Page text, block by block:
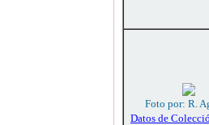
Foto por: R.
Datos de